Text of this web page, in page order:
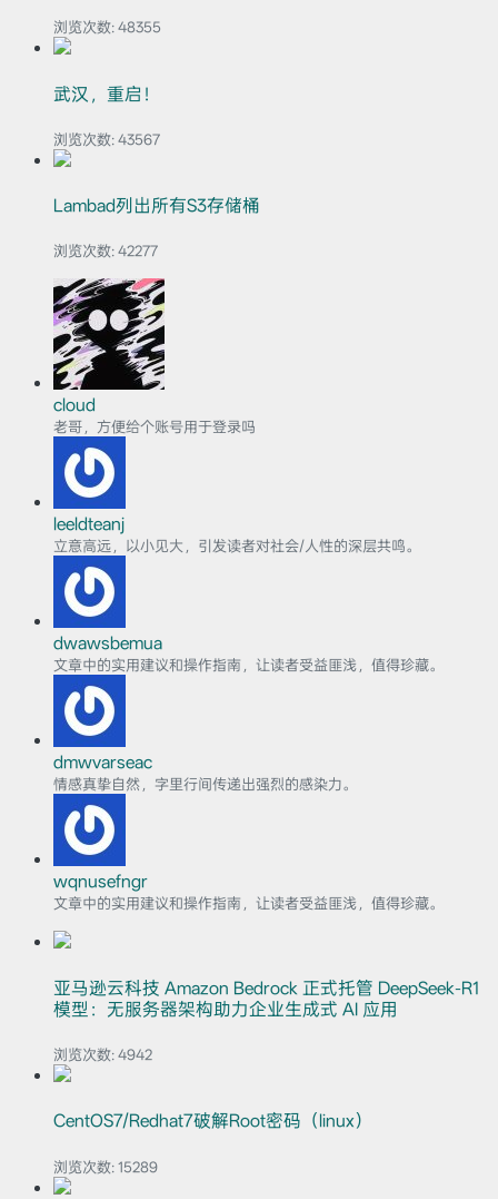
浏览次数: 48355
武汉，重启！
浏览次数: 43567
Lambad列出所有S3存储桶
浏览次数: 42277
cloud
老哥，方便给个账号用于登录吗
leeldteanj
立意高远，以小见大，引发读者对社会/人性的深层共鸣。
dwawsbemua
文章中的实用建议和操作指南，让读者受益匪浅，值得珍藏。
dmwvarseac
情感真挚自然，字里行间传递出强烈的感染力。
wqnusefngr
文章中的实用建议和操作指南，让读者受益匪浅，值得珍藏。
亚马逊云科技 Amazon Bedrock 正式托管 DeepSeek-R1
模型：无服务器架构助力企业生成式 AI 应用
浏览次数: 4942
CentOS7/Redhat7破解Root密码（linux）
浏览次数: 15289